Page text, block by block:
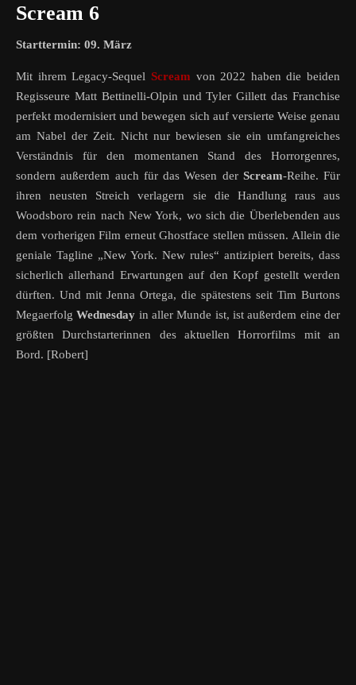
Scream 6
Starttermin: 09. März
Mit ihrem Legacy-Sequel Scream von 2022 haben die beiden
Regisseure Matt Bettinelli-Olpin und Tyler Gillett das Franchise
perfekt modernisiert und bewegen sich auf versierte Weise genau
am Nabel der Zeit. Nicht nur bewiesen sie ein umfangreiches
Verständnis für den momentanen Stand des Horrorgenres,
sondern außerdem auch für das Wesen der Scream-Reihe. Für
ihren neusten Streich verlagern sie die Handlung raus aus
Woodsboro rein nach New York, wo sich die Überlebenden aus
dem vorherigen Film erneut Ghostface stellen müssen. Allein die
geniale Tagline „New York. New rules“ antizipiert bereits, dass
sicherlich allerhand Erwartungen auf den Kopf gestellt werden
dürften. Und mit Jenna Ortega, die spätestens seit Tim Burtons
MegaerfolgWednesday in aller Munde ist, ist außerdem eine der
größten Durchstarterinnen des aktuellen Horrorfilms mit an
Bord. [Robert]